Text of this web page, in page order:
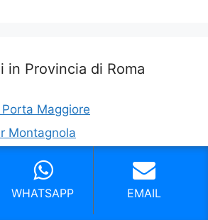
in Provincia di Roma
Maggiore
Montagnola
Affitta Camere Re Di Roma
case vacanze San Giovanni
WHATSAPP EMAIL